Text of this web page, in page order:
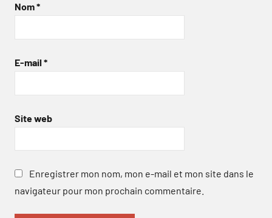
Nom*
E-mail *
Site web
Enregistrer mon nom, mon e-mail et mon site dans le
navigateur pour mon prochain commentaire.